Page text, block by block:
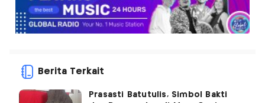
Berita Terkait
Prasasti Batutulis, Simbol Bakti